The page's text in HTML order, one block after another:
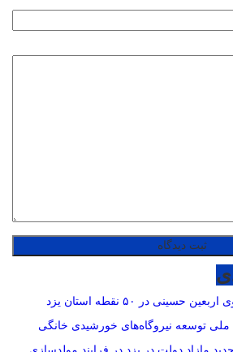
حسینی در ۵۰ نقطه استان یزد
ملی توسعه نیروگاه‌های خورشیدی خانگی